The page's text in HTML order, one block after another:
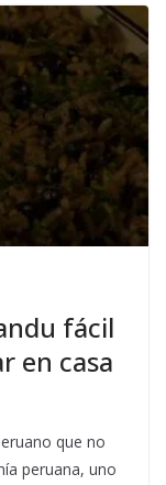
fácil
en casa
que no
peruana, uno